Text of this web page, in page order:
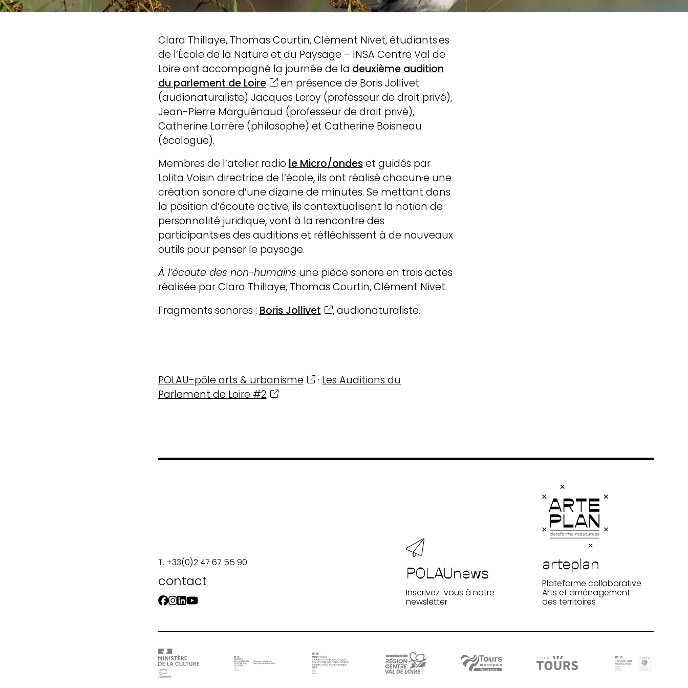
Clara Thillaye, Thomas Courtin, Clément Nivet, étudiants·es
de l’École de la Nature et du Paysage – INSA Centre Val de
Loire ont accompagné la journée de la deuxième audition
du parlement de Loire
en présence de Boris Jollivet
(audionaturaliste) Jacques Leroy (professeur de droit privé),
Jean-Pierre Marguénaud (professeur de droit privé),
Catherine Larrère (philosophe) et Catherine Boisneau
(écologue).
Membres de l’atelier radio le Micro/ondeset guidés par
Lolita Voisin directrice de l’école, ils ont réalisé chacun·e une
création sonore d’une dizaine de minutes. Se mettant dans
la position d’écoute active, ils contextualisent la notion de
personnalité juridique, vont à la rencontre des
participants·es des auditions et réfléchissent à de nouveaux
outils pour penser le paysage.
À l’écoute des non-humains une pièce sonore en trois actes
réalisée par Clara Thillaye, Thomas Courtin, Clément Nivet.
Fragments sonores : Boris Jollivet , audionaturaliste.
POLAU-pôle arts & urbanisme · Les Auditions du
Parlement de Loire #2
T. +33(0)2 47 67 55 90
contact POLAUnews
Inscrivez-vous à notre
newsletter
arteplan
Plateforme collaborative
Arts et aménagement
des territoires
projet, équipe & lieu
urbanisme culturel
parlement de loire
laboratoire arts &